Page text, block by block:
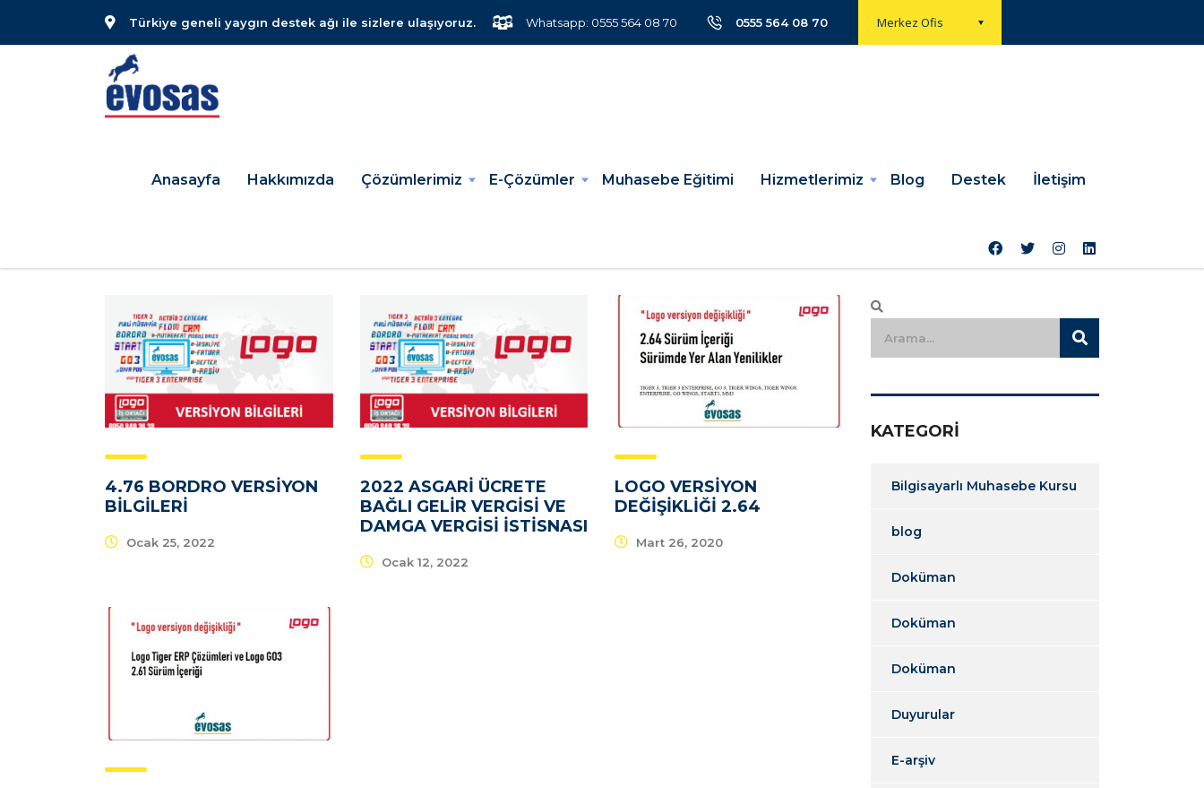
Merkez Ofis
Türkiye geneli yaygın destek ağı ile sizlere ulaşıyoruz. Whatsapp: 0555 564 08 70 0555 564 08 70
Anasayfa Hakkımızda Çözümlerimiz E-Çözümler Muhasebe Eğitimi Hizmetlerimiz Blog Destek İletişim
4.76 BORDRO VERSIYON
BILGILERI
Ocak 25, 2022
2022 ASGARI ÜCRETE
BAĞLI GELIR VERGISI VE
DAMGA VERGISI İSTISNASI
Ocak 12, 2022
LOGO VERSIYON
DEĞIŞIKLIĞI 2.64
Mart 26, 2020
KATEGORI
Bilgisayarlı Muhasebe Kursu
blog
Doküman
Doküman
Doküman
Duyurular
E-arşiv